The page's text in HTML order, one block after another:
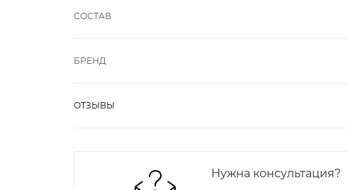
СОСТАВ
БРЕНД
ОТЗЫВЫ
Нужна консультация?